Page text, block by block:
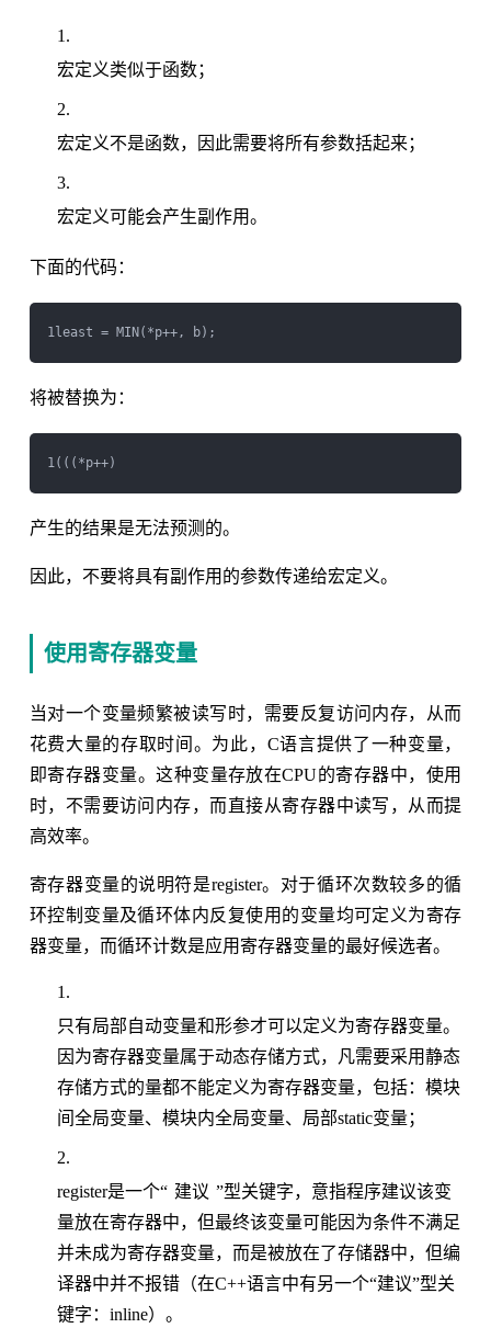
宏定义类似于函数；
宏定义不是函数，因此需要将所有参数括起来；
宏定义可能会产生副作用。
下面的代码：
将被替换为：
1(((*p++)
产生的结果是无法预测的。
因此，不要将具有副作用的参数传递给宏定义。
使用寄存器变量
当对一个变量频繁被读写时，需要反复访问内存，从而
花费大量的存取时间。为此，C语言提供了一种变量，
即寄存器变量。这种变量存放在CPU的寄存器中，使用
时，不需要访问内存，而直接从寄存器中读写，从而提
高效率。
寄存器变量的说明符是register。对于循环次数较多的循
环控制变量及循环体内反复使用的变量均可定义为寄存
器变量，而循环计数是应用寄存器变量的最好候选者。
只有局部自动变量和形参才可以定义为寄存器变量。
因为寄存器变量属于动态存储方式，凡需要采用静态
存储方式的量都不能定义为寄存器变量，包括：模块
间全局变量、模块内全局变量、局部static变量；
register是一个“ 建议 ”型关键字，意指程序建议该变
量放在寄存器中，但最终该变量可能因为条件不满足
并未成为寄存器变量，而是被放在了存储器中，但编
译器中并不报错（在C++语言中有另一个“建议”型关
键字：inline）。